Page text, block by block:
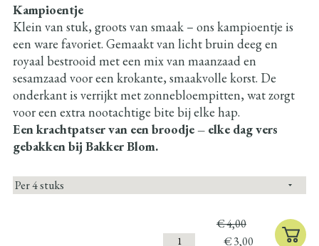
Kampioentje
Klein van stuk, groots van smaak – ons kampioentje is
een ware favoriet. Gemaakt van licht bruin deeg en
royaal bestrooid met een mix van maanzaad en
sesamzaad voor een krokante, smaakvolle korst. De
onderkant is verrijkt met zonnebloempitten, wat zorgt
voor een extra nootachtige bite bij elke hap.
Een krachtpatser van een broodje – elke dag vers
gebakken bij Bakker Blom.
€4,00
€3,00